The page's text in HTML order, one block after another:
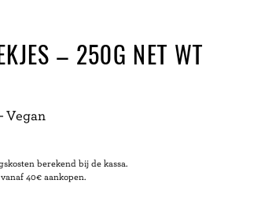
– 250G NET WT
Vegan
berekend bij de kassa.
40€ aankopen.